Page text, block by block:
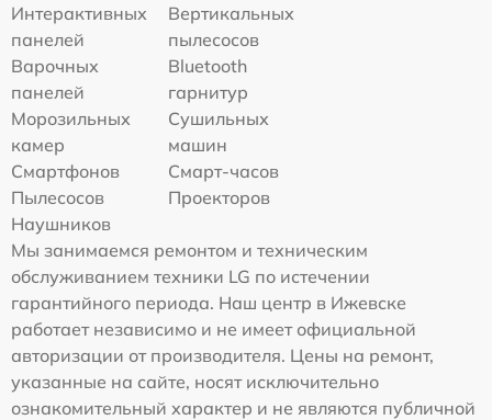
Интерактивных
панелей
Вертикальных
пылесосов
Варочных
панелей
Bluetooth
гарнитур
Морозильных
камер
Сушильных
машин
Смартфонов
Смарт-часов
Пылесосов
Проекторов
Наушников
Мы занимаемся ремонтом и техническим
обслуживанием техники LG по истечении
гарантийного периода. Наш центр в Ижевске
работает независимо и не имеет официальной
авторизации от производителя. Цены на ремонт,
указанные на сайте, носят исключительно
ознакомительный характер и не являются публичной